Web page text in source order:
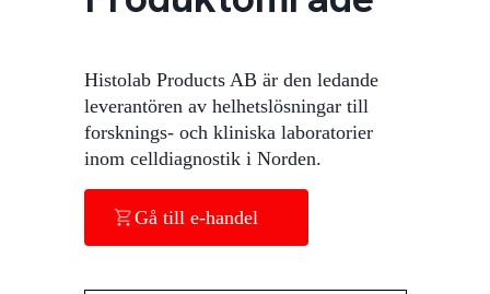
Histolab Products AB är den ledande
leverantören av helhetslösningar till
forsknings- och kliniska laboratorier
inom celldiagnostik i Norden.
Gå till e-handel